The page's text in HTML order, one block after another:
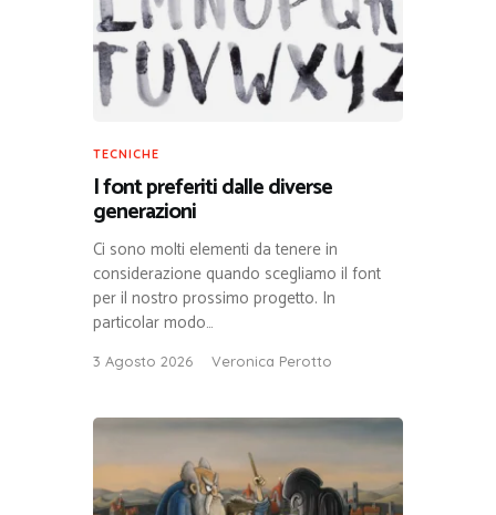
TECNICHE
I font preferiti dalle diverse
generazioni
Ci sono molti elementi da tenere in
considerazione quando scegliamo il font
per il nostro prossimo progetto. In
particolar modo…
3 Agosto 2026 Veronica Perotto